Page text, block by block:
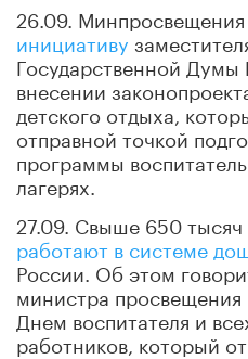
26.09.
инициативу
Государственной
внесении
детского отдыха,
отправной точкой
программы
лагерях.
27.09. Свыше 650 тысяч
работают в системе
России. Об этом
министра
Днем воспитателя и
работников, который